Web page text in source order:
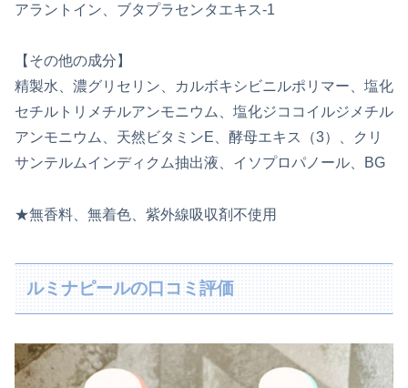
アラントイン、ブタプラセンタエキス-1
【その他の成分】
精製水、濃グリセリン、カルボキシビニルポリマー、塩化
セチルトリメチルアンモニウム、塩化ジココイルジメチル
アンモニウム、天然ビタミンE、酵母エキス（3）、クリ
サンテルムインディクム抽出液、イソプロパノール、BG
★無香料、無着色、紫外線吸収剤不使用
ルミナピールの口コミ評価